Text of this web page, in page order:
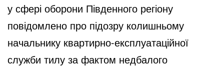
у сфері оборони Південного регіону
повідомлено про підозру колишньому
начальнику квартирно-експлуатаційної
служби тилу за фактом недбалого